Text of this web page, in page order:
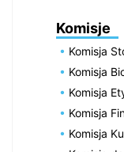
Komisje
Komisja
Komisja
Komisja
Komisja
Komisja